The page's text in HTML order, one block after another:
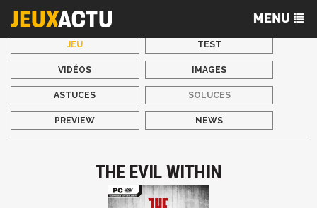
JEU TEST
VIDÉOS IMAGES
ASTUCES SOLUCES
PREVIEW NEWS
THE EVIL WITHIN